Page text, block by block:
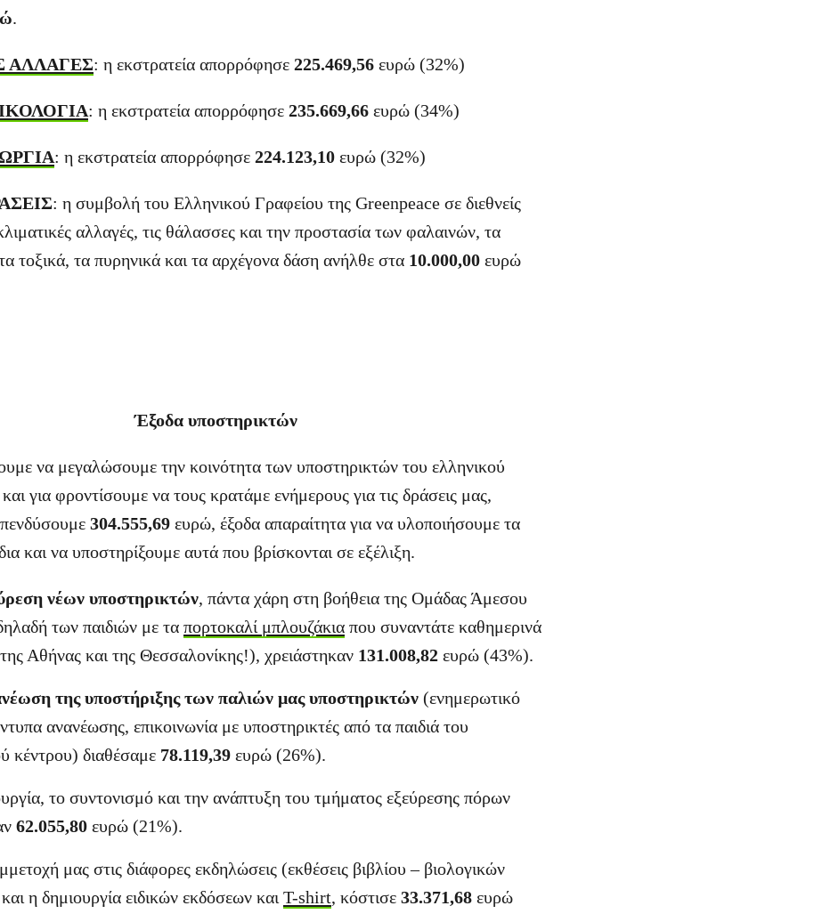
.
ΑΛΛΑΓΕΣ: η εκστρατεία απορρόφησε 225.469,56 ευρώ (32%)
: η εκστρατεία απορρόφησε 235.669,66 ευρώ (34%)
: η εκστρατεία απορρόφησε 224.123,10 ευρώ (32%)
: η συμβολή του Ελληνικού Γραφείου της Greenpeace σε διεθνείς
αλλαγές, τις θάλασσες και την προστασία των φαλαινών, τα
τοξικά, τα πυρηνικά και τα αρχέγονα δάση ανήλθε στα 10.000,00 ευρώ
Έξοδα υποστηρικτών
να μεγαλώσουμε την κοινότητα των υποστηρικτών του ελληνικού
για φροντίσουμε να τους κρατάμε ενήμερους για τις δράσεις μας,
304.555,69 ευρώ, έξοδα απαραίτητα για να υλοποιήσουμε τα
και να υποστηρίξουμε αυτά που βρίσκονται σε εξέλιξη.
νέων υποστηρικτών, πάντα χάρη στη βοήθεια της Ομάδας Άμεσου
των παιδιών με τα πορτοκαλί μπλουζάκια που συναντάτε καθημερινά
Αθήνας και της Θεσσαλονίκης!), χρειάστηκαν 131.008,82 ευρώ (43%).
της υποστήριξης των παλιών μας υποστηρικτών (ενημερωτικό
ανανέωσης, επικοινωνία με υποστηρικτές από τα παιδιά του
κέντρου) διαθέσαμε 78.119,39 ευρώ (26%).
το συντονισμό και την ανάπτυξη του τμήματος εξεύρεσης πόρων
62.055,80 ευρώ (21%).
μας στις διάφορες εκδηλώσεις (εκθέσεις βιβλίου – βιολογικών
η δημιουργία ειδικών εκδόσεων και Τ-shirt, κόστισε 33.371,68 ευρώ